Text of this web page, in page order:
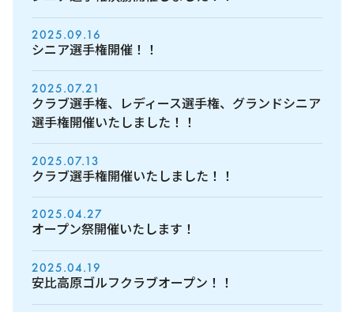
2025.09.16
シニア選手権開催！！
2025.07.21
クラブ選手権、レディース選手権、グランドシニア
選手権開催いたしました！！
2025.07.13
クラブ選手権開催いたしました！！
2025.04.27
オープン祭開催いたします！
2025.04.19
安比高原ゴルフクラブオープン！！